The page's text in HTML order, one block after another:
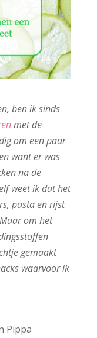
ben ik sinds
met de
om een paar
want er was
na de
weet ik dat het
pasta en rijst
om het
gemaakt
waarvoor ik
Pippa